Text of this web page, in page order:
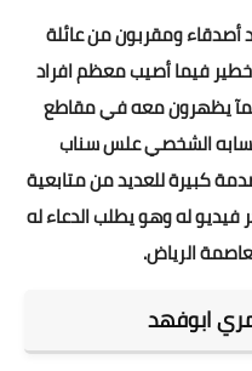
ومقربون من عائلة
فيما أصيب معظم افراد
يظهرون معه في مقاطع
الشخصي علس سناب
كبيرة للعديد من متابعية
فيديو له وهو يطلب الدعاء له
الرياض.
ابوفهد